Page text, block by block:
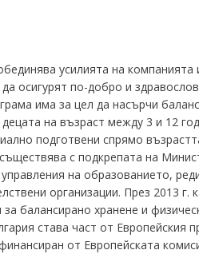
усилията на компанията
осигурят по-добро и
има за цел да насърчи
на възраст между 3 и 12
подготвени спрямо
с подкрепата на
на образованието,
организации. През 2013 г.
балансирано хранене и
става част от Европейския
от Европейската